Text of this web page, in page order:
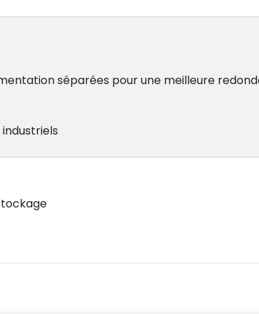
séparées pour une meilleure